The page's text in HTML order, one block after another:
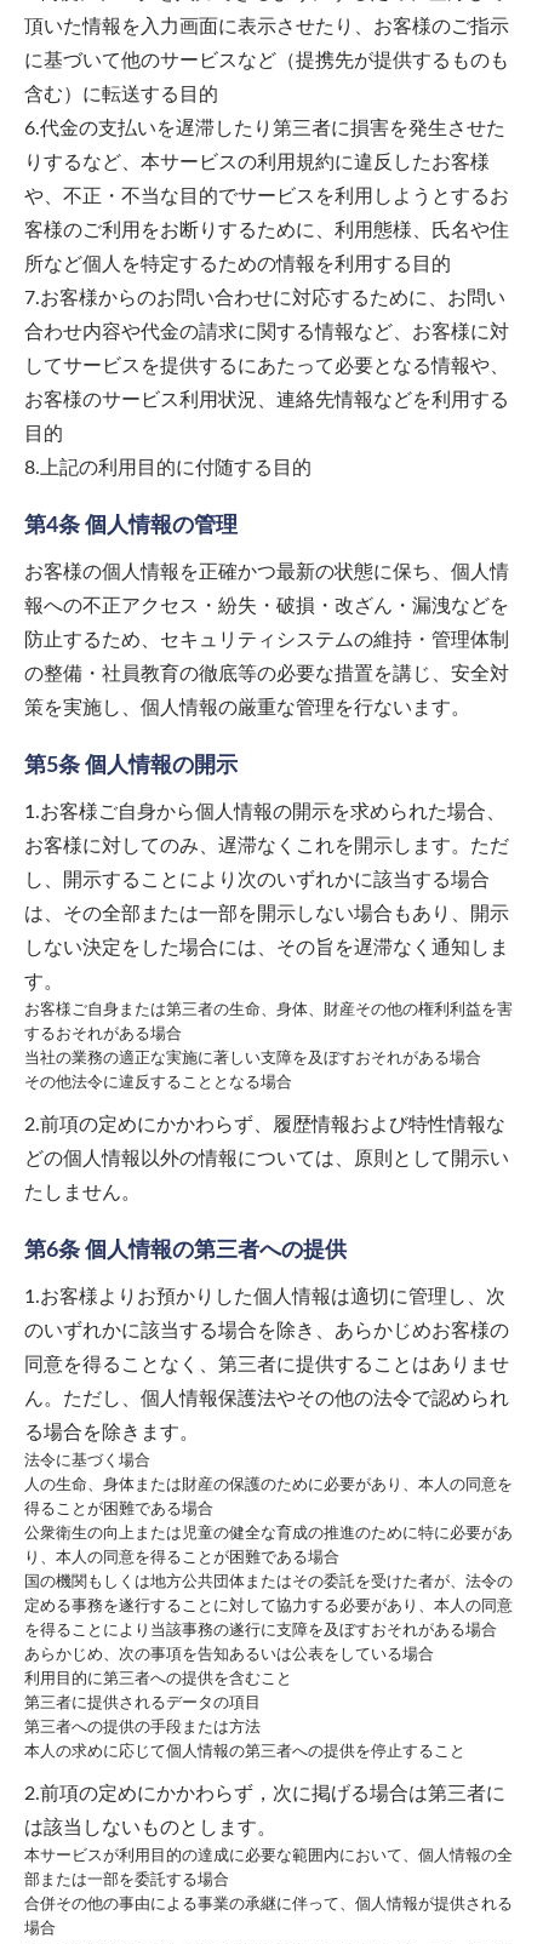
頂いた情報を入力画面に表示させたり、お客様のご指示
に基づいて他のサービスなど（提携先が提供するものも
含む）に転送する目的
6.代金の支払いを遅滞したり第三者に損害を発生させた
りするなど、本サービスの利用規約に違反したお客様
や、不正・不当な目的でサービスを利用しようとするお
客様のご利用をお断りするために、利用態様、氏名や住
所など個人を特定するための情報を利用する目的
7.お客様からのお問い合わせに対応するために、お問い
合わせ内容や代金の請求に関する情報など、お客様に対
してサービスを提供するにあたって必要となる情報や、
お客様のサービス利用状況、連絡先情報などを利用する
目的
8.上記の利用目的に付随する目的
第4条 個人情報の管理
お客様の個人情報を正確かつ最新の状態に保ち、個人情
報への不正アクセス・紛失・破損・改ざん・漏洩などを
防止するため、セキュリティシステムの維持・管理体制
の整備・社員教育の徹底等の必要な措置を講じ、安全対
策を実施し、個人情報の厳重な管理を行ないます。
第5条 個人情報の開示
1.お客様ご自身から個人情報の開示を求められた場合、
お客様に対してのみ、遅滞なくこれを開示します。ただ
し、開示することにより次のいずれかに該当する場合
は、その全部または一部を開示しない場合もあり、開示
しない決定をした場合には、その旨を遅滞なく通知しま
す。
お客様ご自身または第三者の生命、身体、財産その他の権利利益を害
するおそれがある場合
当社の業務の適正な実施に著しい支障を及ぼすおそれがある場合
その他法令に違反することとなる場合
2.前項の定めにかかわらず、履歴情報および特性情報な
どの個人情報以外の情報については、原則として開示い
たしません。
第6条 個人情報の第三者への提供
1.お客様よりお預かりした個人情報は適切に管理し、次
のいずれかに該当する場合を除き、あらかじめお客様の
同意を得ることなく、第三者に提供することはありませ
ん。ただし、個人情報保護法やその他の法令で認められ
る場合を除きます。
法令に基づく場合
人の生命、身体または財産の保護のために必要があり、本人の同意を
得ることが困難である場合
公衆衛生の向上または児童の健全な育成の推進のために特に必要があ
り、本人の同意を得ることが困難である場合
国の機関もしくは地方公共団体またはその委託を受けた者が、法令の
定める事務を遂行することに対して協力する必要があり、本人の同意
を得ることにより当該事務の遂行に支障を及ぼすおそれがある場合
あらかじめ、次の事項を告知あるいは公表をしている場合
利用目的に第三者への提供を含むこと
第三者に提供されるデータの項目
第三者への提供の手段または方法
本人の求めに応じて個人情報の第三者への提供を停止すること
2.前項の定めにかかわらず，次に掲げる場合は第三者に
は該当しないものとします。
本サービスが利用目的の達成に必要な範囲内において、個人情報の全
部または一部を委託する場合
合併その他の事由による事業の承継に伴って、個人情報が提供される
場合